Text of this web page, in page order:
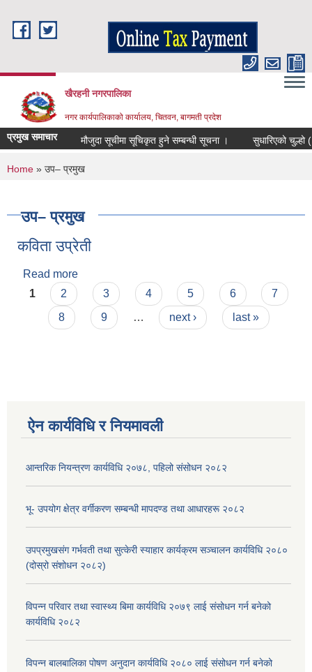
खैरहनी नगरपालिका
नगर कार्यपालिकाको कार्यालय, चितवन, बागमती प्रदेश
प्रमुख समाचार मौजुदा सूचीमा सूचिकृत हुने सम्बन्धी सूचना । सुधारिएको चुल्हो
You are here
Home » उप– प्रमुख
उप– प्रमुख
कविता उप्रेती
Read more
Pages
1 2 3 4 5 6
7
8
9 … next › last »
ऐन कार्यविधि र नियमावली
आन्तरिक नियन्त्रण कार्यविधि २०७८, पहिलो संसोधन २०८२
भू- उपयोग क्षेत्र वर्गीकरण सम्बन्धी मापदण्ड तथा आधारहरू २०८२
उपप्रमुखसंग गर्भवती तथा सुत्केरी स्याहार कार्यक्रम सञ्चालन कार्यविधि २०८०
(दोस्रो संशोधन २०८२)
विपन्न परिवार तथा स्वास्थ्य बिमा कार्यविधि २०७९ लाई संसोधन गर्न बनेको
कार्यविधि २०८२
विपन्न बालबालिका पोषण अनुदान कार्यविधि २०८० लाई संसोधन गर्न बनेको